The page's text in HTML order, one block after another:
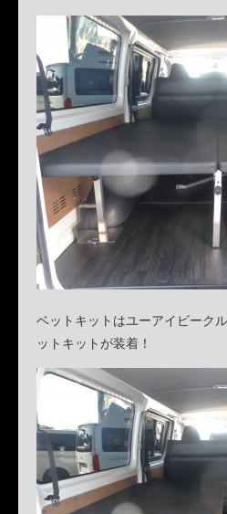
ベットキットはユーアイビーク
ットキットが装着！